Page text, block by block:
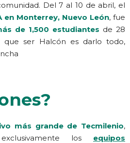
Del 7 al 10 de abril, el
en Monterrey, Nuevo León, fue
de 1,500 estudiantes de 28
que ser Halcón es darlo todo,
más grande de Tecmilenio,
los equipos